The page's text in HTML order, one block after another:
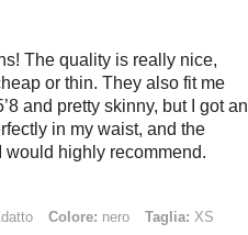
The quality is really nice,
or thin. They also fit me
and pretty skinny, but I got an
in my waist, and the
would highly recommend.
Colore: nero Taglia: XS